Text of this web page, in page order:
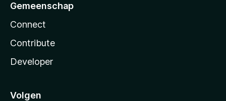
Gemeenschap
Connect
Contribute
Developer
Volgen